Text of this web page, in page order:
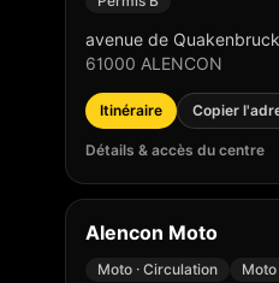
avenue de
61000 ALENCON
Itinéraire Copier
Détails & accès du centre
Alencon Moto
Moto · Circulation Moto